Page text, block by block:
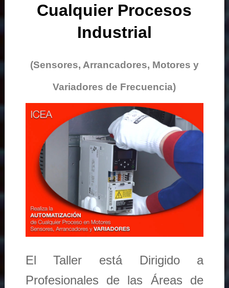
Cualquier Procesos
Industrial
(Sensores, Arrancadores, Motores y
Variadores de Frecuencia)
El Taller está Dirigido a
Profesionales de las Áreas de